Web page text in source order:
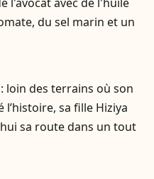
du sel marin et un
loin des terrains où son
l’histoire, sa fille Hiziya
sa route dans un tout